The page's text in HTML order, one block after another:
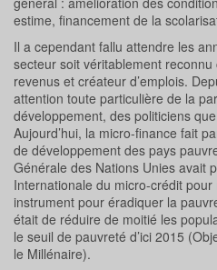
estime, financement de la
Il a cependant fallu attendre les
secteur soit véritablement
revenus et créateur d’emplois.
attention toute particulière de la
développement, des politiciens
Aujourd’hui, la micro-finance fait
de développement des pays
Générale des Nations Unies avait
Internationale du micro-crédit
instrument pour éradiquer la
était de réduire de moitié les
le seuil de pauvreté d’ici 2015
le Millénaire).